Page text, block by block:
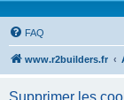
FAQ
www.r2builders.fr
Supprimer les